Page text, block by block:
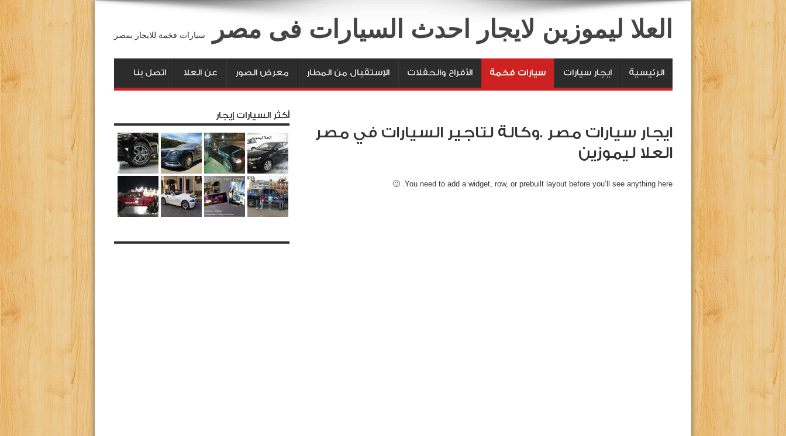
العلا ليموزين لايجار احدث السيارات فى مصر سيارات فخمة للايجار بمصر
الرئيسية ايجار سيارات سيارات فخمة الأفراح والحفلات الإستقبال من المطار معرض الصور عن العلا اتصل بنا
ايجار سيارات مصر .وكالة لتاجير السيارات في مصر
العلا ليموزين
You need to add a widget, row, or prebuilt layout before you’ll see anything here. 🙂
أكثر السيارات إيجار